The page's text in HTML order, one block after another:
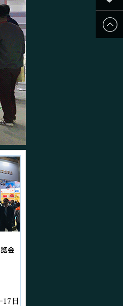
观众登